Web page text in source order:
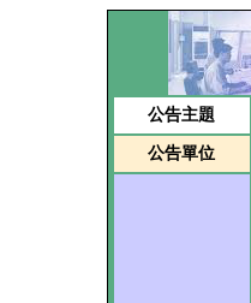
公告主題
公告單位